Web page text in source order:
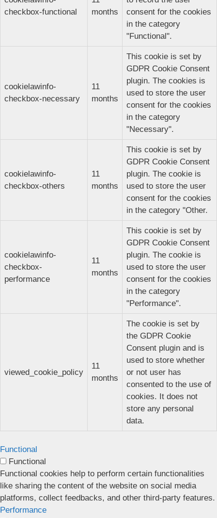
checkbox-functional
months
consent for the cookies
in the category
"Functional".
cookielawinfo-
checkbox-necessary
11
months
This cookie is set by
GDPR Cookie Consent
plugin. The cookies is
used to store the user
consent for the cookies
in the category
"Necessary".
cookielawinfo-
checkbox-others
11
months
This cookie is set by
GDPR Cookie Consent
plugin. The cookie is
used to store the user
consent for the cookies
in the category "Other.
cookielawinfo-
checkbox-
performance
11
months
This cookie is set by
GDPR Cookie Consent
plugin. The cookie is
used to store the user
consent for the cookies
in the category
"Performance".
viewed_cookie_policy
11
months
The cookie is set by
the GDPR Cookie
Consent plugin and is
used to store whether
or not user has
consented to the use of
cookies. It does not
store any personal
data.
Functional
Functional
Functional cookies help to perform certain functionalities
like sharing the content of the website on social media
platforms, collect feedbacks, and other third-party features.
Performance